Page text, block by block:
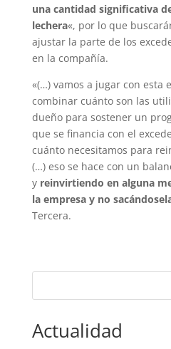
una cantidad significativa
lechera«, por lo que
ajustar la parte de los
en la compañía.
«(…) vamos a jugar con esta
combinar cuánto son las
dueño para sostener un
que se financia con el
cuánto necesitamos para
(…) eso se hace con un
y reinvirtiendo en alguna
la empresa y no
Tercera.
Actualidad